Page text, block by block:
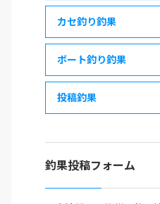
カセ釣り釣果
ボート釣り釣果
投稿釣果
釣果投稿フォーム